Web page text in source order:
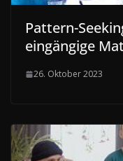
Pattern-
eingängige
26. Oktober 2023